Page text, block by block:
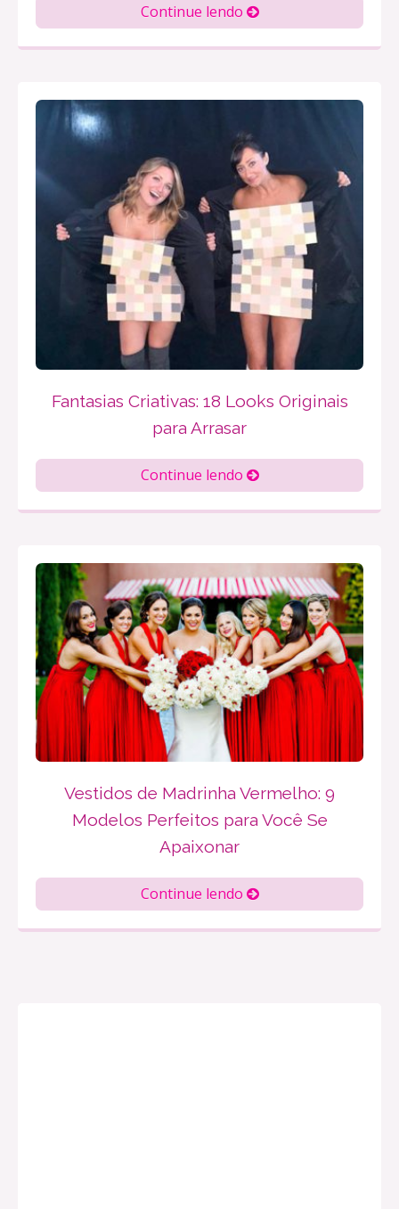
Continue lendo
Fantasias Criativas: 18 Looks Originais
para Arrasar
Continue lendo
Vestidos de Madrinha Vermelho: 9
Modelos Perfeitos para Você Se
Apaixonar
Continue lendo